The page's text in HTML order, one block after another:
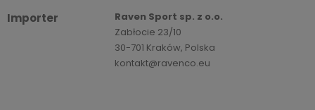
Importer
Raven Sport sp. z o.o.
Zabłocie 23/10
30-701 Kraków, Polska
kontakt@ravenco.eu